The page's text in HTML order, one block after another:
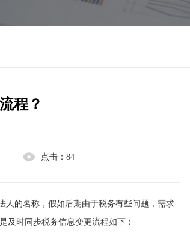
程？
点击： 84
人的名称，假如后期由于税务有些问题，需求
及时同步税务信息变更流程如下：